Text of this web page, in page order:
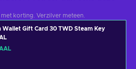
korting. Verzilver meteen.
Wallet Gift Card 30 TWD Steam Key